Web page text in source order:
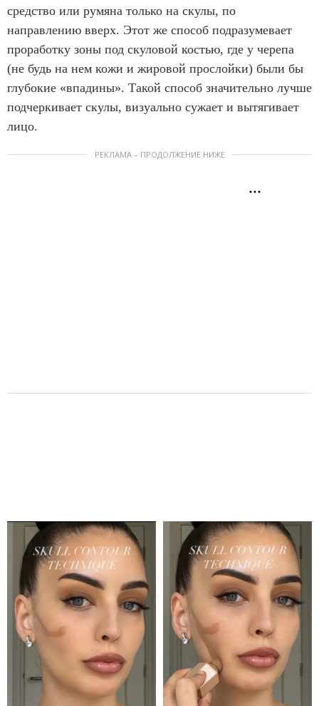
средство или румяна только на скулы, по
направлению вверх. Этот же способ подразумевает
проработку зоны под скуловой костью, где у черепа
(не будь на нем кожи и жировой прослойки) были бы
глубокие «впадины». Такой способ значительно лучше
подчеркивает скулы, визуально сужает и вытягивает
лицо.
РЕКЛАМА – ПРОДОЛЖЕНИЕ НИЖЕ